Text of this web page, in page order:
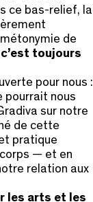
ce bas-relief, la
de
toujours
pour nous :
pourrait nous
sur notre
de cette
pratique
— et en
relation aux
les arts et les